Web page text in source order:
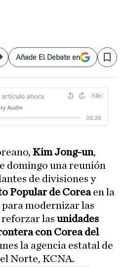
Añade El Debate en Save
Kim Jong-un,
domingo una reunión
de divisiones y
Popular de Coreaen la
modernizar las
reforzar las unidades
con Corea del
la agencia estatal de
Norte, KCNA.